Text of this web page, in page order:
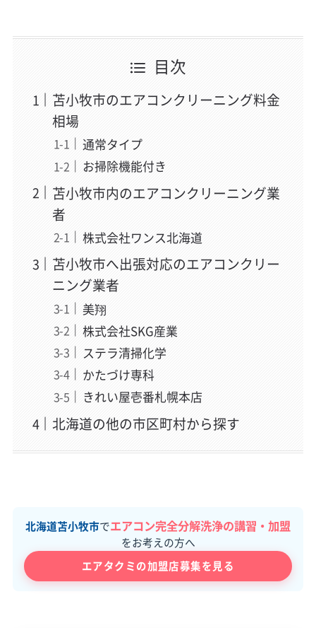
目次
苫小牧市のエアコンクリーニング料金
相場
通常タイプ
お掃除機能付き
苫小牧市内のエアコンクリーニング業
者
株式会社ワンス北海道
苫小牧市へ出張対応のエアコンクリー
ニング業者
美翔
株式会社SKG産業
ステラ清掃化学
かたづけ専科
きれい屋壱番札幌本店
北海道の他の市区町村から探す
北海道苫小牧市でエアコン完全分解洗浄の講習・加盟
をお考えの方へ
エアタクミの加盟店募集を見る